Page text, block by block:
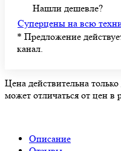
Нашли дешевле?
Суперцены на всю
* Предложение
канал.
Цена действительна
может отличаться от цен в
Описание